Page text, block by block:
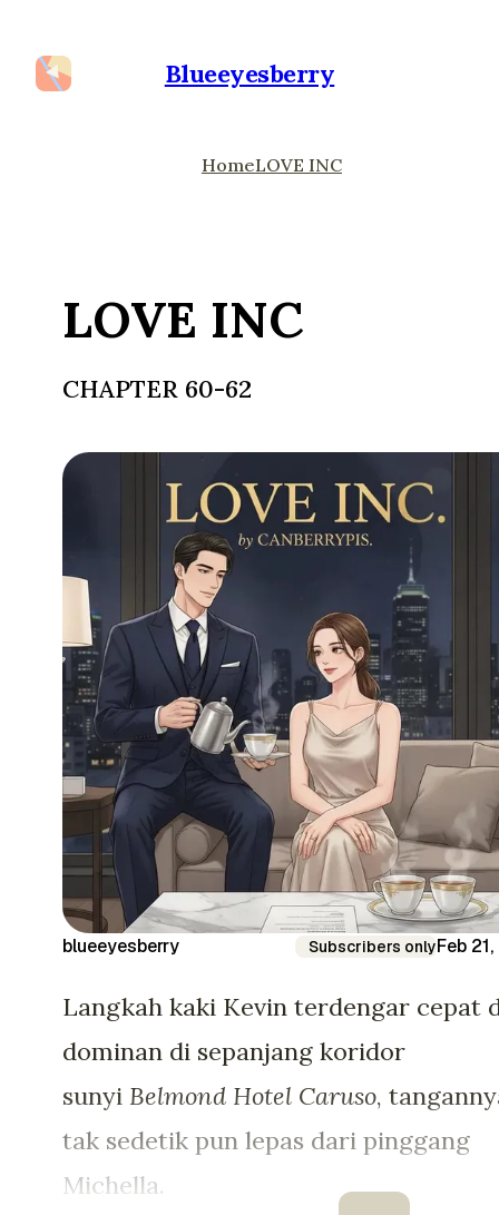
Blueeyesberry
HomeLOVE INC
LOVE INC
CHAPTER 60-62
blueeyesberry Subscribers onlyFeb
Langkah kaki Kevin terdengar cepat
dominan di sepanjang koridor
sunyi Belmond Hotel Caruso,
tak sedetik pun lepas dari pinggang
Michella.